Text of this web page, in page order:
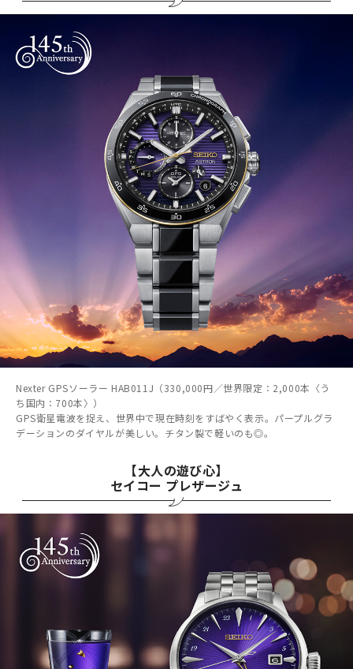
Nexter GPSソーラー HAB011J（330,000円／世界限定：2,000本〈う
ち国内：700本〉）
GPS衛星電波を捉え、世界中で現在時刻をすばやく表示。パープルグラ
デーションのダイヤルが美しい。チタン製で軽いのも◎。
【大人の遊び心】
セイコー プレザージュ